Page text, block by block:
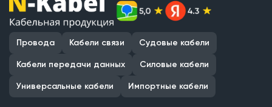
Провода Кабели связи Судовые кабели
Кабели передачи данных Силовые кабели
Универсальные кабели Импортные кабели